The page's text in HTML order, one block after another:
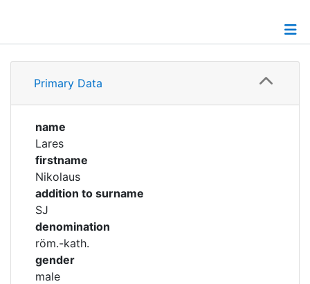
Corporations
Historic matricle
Profile
Primary Data
name
Lares
firstname
Nikolaus
addition to surname
SJ
denomination
röm.-kath.
gender
male